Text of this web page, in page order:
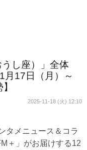
し座）」全体
月17日（月）～
2025-11-18 (火) 12:10
タメニュース＆コラ
＋」がお届けする12